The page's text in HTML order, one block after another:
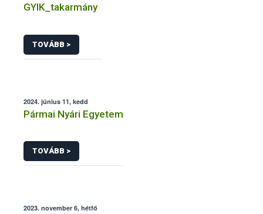
GYIK_takarmány
TOVÁBB >
2024. június 11, kedd
Pármai Nyári Egyetem
TOVÁBB >
2023. november 6, hétfő